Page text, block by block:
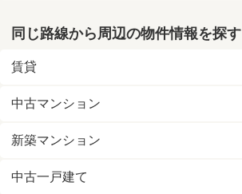
同じ路線から周辺の物件情報を探す
賃貸
中古マンション
新築マンション
中古一戸建て